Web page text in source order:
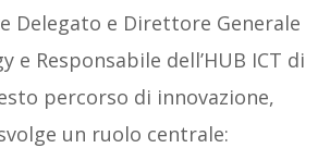
Delegato e Direttore Generale
e Responsabile dell’HUB ICT di
percorso di innovazione,
un ruolo centrale: